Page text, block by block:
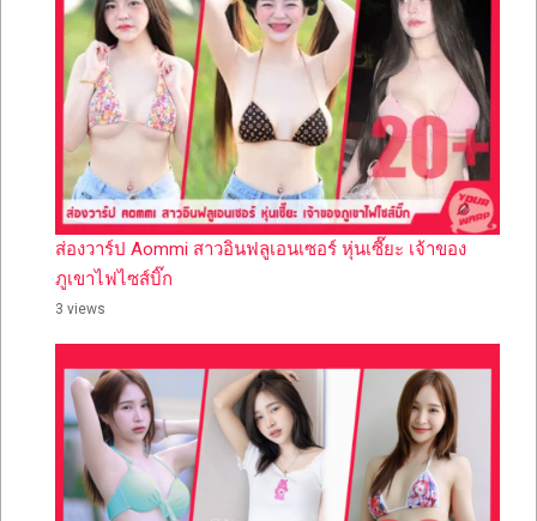
ส่องวาร์ป Aommi สาวอินฟลูเอนเซอร์ หุ่นเซี๊ยะ เจ้าของ
ภูเขาไฟไซส์บิ๊ก
3 views